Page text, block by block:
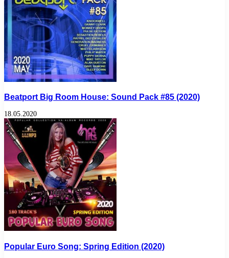
Beatport Big Room House: Sound Pack #85 (2020)
18.05.2020
Popular Euro Song: Spring Edition (2020)